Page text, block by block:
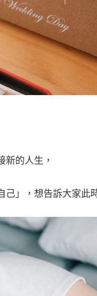
新的人生，
」，想告訴大家此